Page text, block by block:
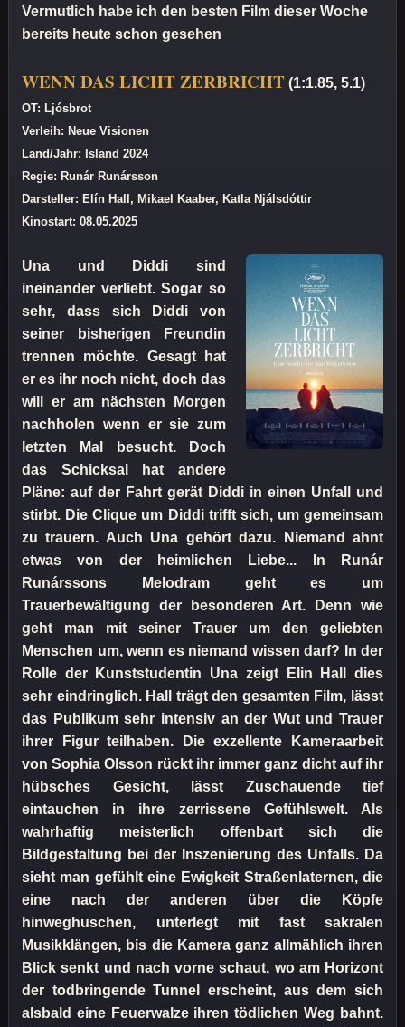
Vermutlich habe ich den besten Film dieser Woche
bereits heute schon gesehen
WENN DAS LICHT ZERBRICHT (1:1.85, 5.1)
OT: Ljósbrot
Verleih: Neue Visionen
Land/Jahr: Island 2024
Regie: Runár Runársson
Darsteller: Elín Hall, Mikael Kaaber, Katla Njálsdóttir
Kinostart: 08.05.2025
Una und Diddi sind
ineinander verliebt. Sogar so
sehr, dass sich Diddi von
seiner bisherigen Freundin
trennen möchte. Gesagt hat
er es ihr noch nicht, doch das
will er am nächsten Morgen
nachholen wenn er sie zum
letzten Mal besucht. Doch
das Schicksal hat andere
Pläne: auf der Fahrt gerät Diddi in einen Unfall und
stirbt. Die Clique um Diddi trifft sich, um gemeinsam
zu trauern. Auch Una gehört dazu. Niemand ahnt
etwas von der heimlichen Liebe... In Runár
Runárssons Melodram geht es um
Trauerbewältigung der besonderen Art. Denn wie
geht man mit seiner Trauer um den geliebten
Menschen um, wenn es niemand wissen darf? In der
Rolle der Kunststudentin Una zeigt Elin Hall dies
sehr eindringlich. Hall trägt den gesamten Film, lässt
das Publikum sehr intensiv an der Wut und Trauer
ihrer Figur teilhaben. Die exzellente Kameraarbeit
von Sophia Olsson rückt ihr immer ganz dicht auf ihr
hübsches Gesicht, lässt Zuschauende tief
eintauchen in ihre zerrissene Gefühlswelt. Als
wahrhaftig meisterlich offenbart sich die
Bildgestaltung bei der Inszenierung des Unfalls. Da
sieht man gefühlt eine Ewigkeit Straßenlaternen, die
eine nach der anderen über die Köpfe
hinweghuschen, unterlegt mit fast sakralen
Musikklängen, bis die Kamera ganz allmählich ihren
Blick senkt und nach vorne schaut, wo am Horizont
der todbringende Tunnel erscheint, aus dem sich
alsbald eine Feuerwalze ihren tödlichen Weg bahnt.